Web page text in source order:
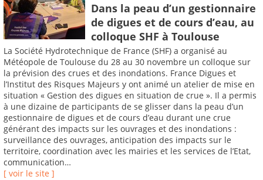
Dans la peau d’un gestionnaire
de digues et de cours d’eau, au
colloque SHF à Toulouse
La Société Hydrotechnique de France (SHF) a organisé au
Météopole de Toulouse du 28 au 30 novembre un colloque sur
la prévision des crues et des inondations. France Digues et
l’Institut des Risques Majeurs y ont animé un atelier de mise en
situation « Gestion des digues en situation de crue ». Il a permis
à une dizaine de participants de se glisser dans la peau d’un
gestionnaire de digues et de cours d’eau durant une crue
générant des impacts sur les ouvrages et des inondations :
surveillance des ouvrages, anticipation des impacts sur le
territoire, coordination avec les mairies et les services de l’Etat,
communication…
[ voir le site ]